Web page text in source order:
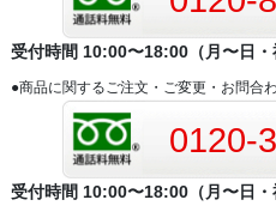
受付時間 10:00〜18:00（月〜日・
●商品に関するご注文・ご変更・お問合
0120-
受付時間 10:00〜18:00（月〜日・